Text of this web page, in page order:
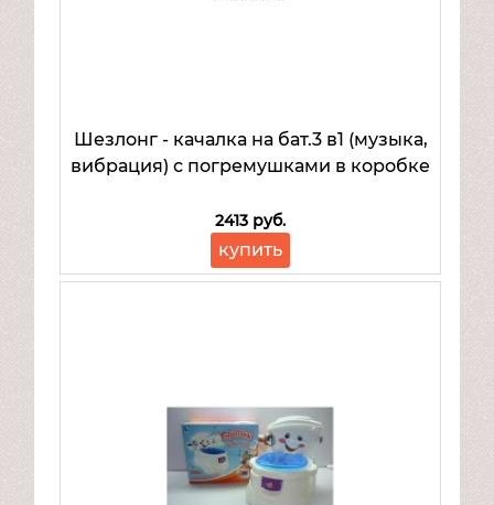
Шезлонг - качалка на бат.3 в1 (музыка,
вибрация) с погремушками в коробке
2413 руб.
купить